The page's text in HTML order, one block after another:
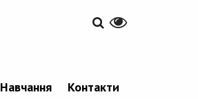
Навчання Контакти